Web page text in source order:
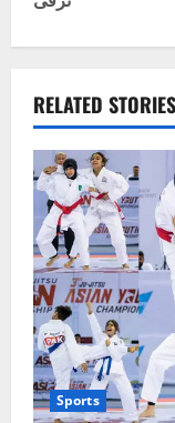
n
v
i
g
a
t
i
o
RELATED STORIES
Sports